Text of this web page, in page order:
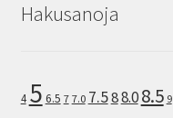
Hakusanoja
4 5 6.5 7 7.0 7.588.08.5 9